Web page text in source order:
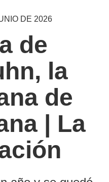
DE 2026
de
la
de
| La